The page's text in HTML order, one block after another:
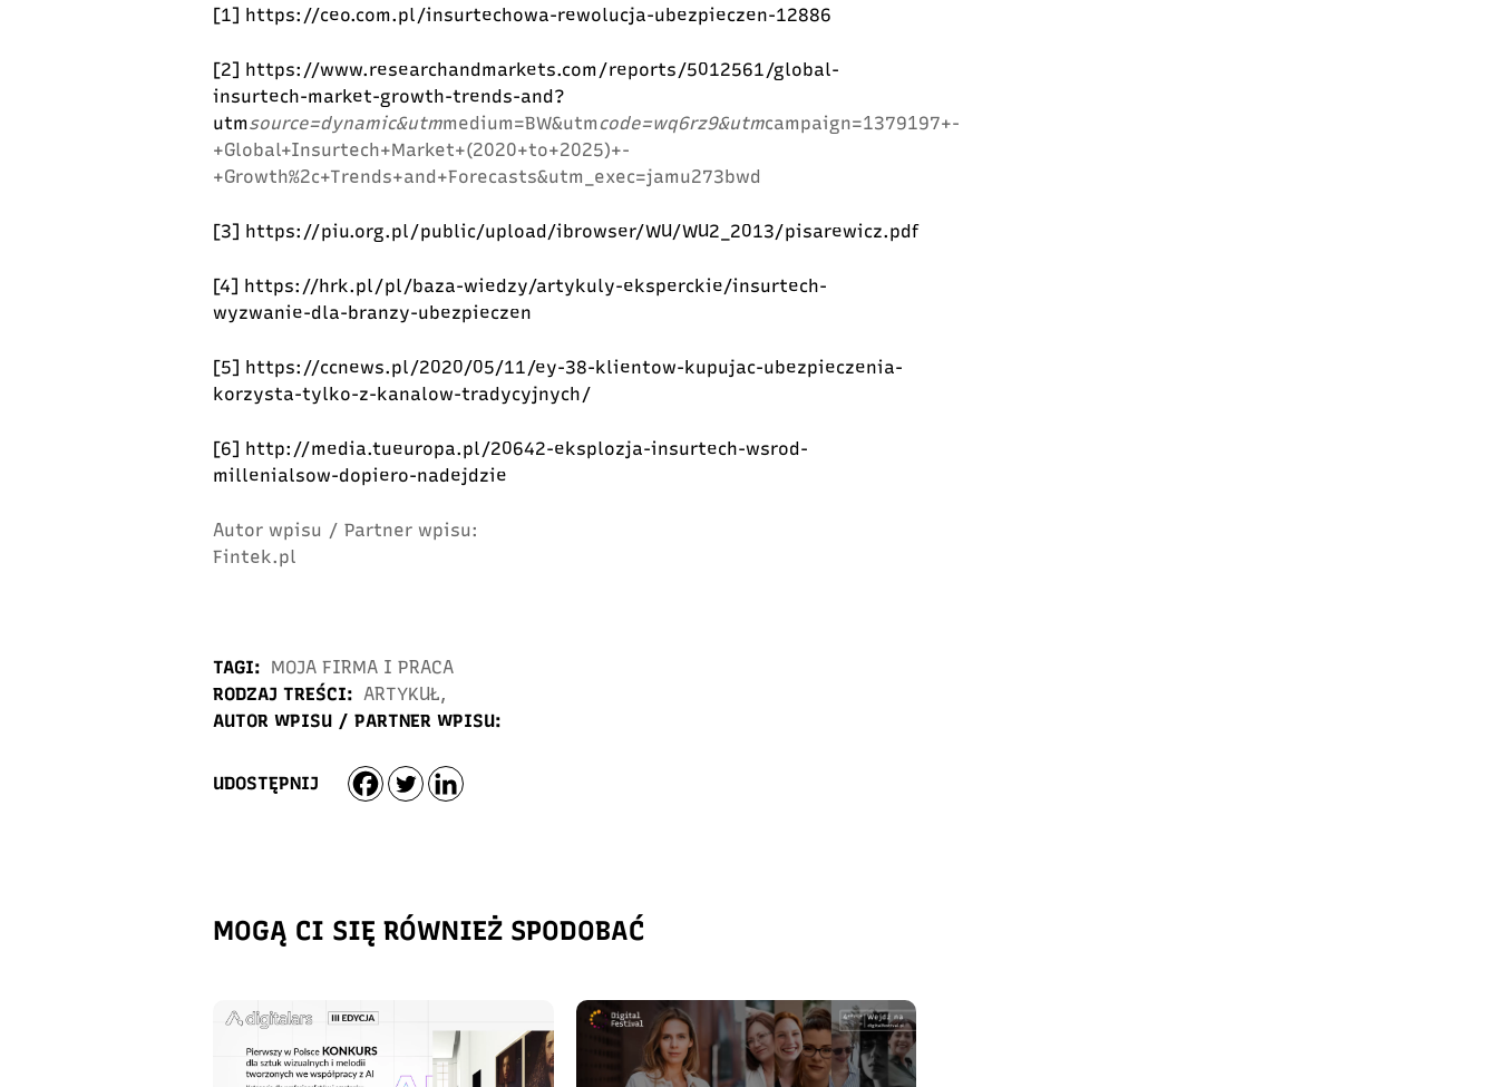
[1] https://ceo.com.pl/insurtechowa-rewolucja-ubezpieczen-12886
[2] https://www.researchandmarkets.com/reports/5012561/global-
insurtech-market-growth-trends-and?
utmsource=dynamic&utmmedium=BW&utmcode=wq6rz9&utmcampaign=1379197+-
+Global+Insurtech+Market+(2020+to+2025)+-
+Growth%2c+Trends+and+Forecasts&utm_exec=jamu273bwd
[3] https://piu.org.pl/public/upload/ibrowser/WU/WU2_2013/pisarewicz.pdf
[4] https://hrk.pl/pl/baza-wiedzy/artykuly-eksperckie/insurtech-
wyzwanie-dla-branzy-ubezpieczen
[5] https://ccnews.pl/2020/05/11/ey-38-klientow-kupujac-ubezpieczenia-
korzysta-tylko-z-kanalow-tradycyjnych/
[6] http://media.tueuropa.pl/20642-eksplozja-insurtech-wsrod-
millenialsow-dopiero-nadejdzie
Autor wpisu / Partner wpisu:
Fintek.pl
TAGI: MOJA FIRMA I PRACA
RODZAJ TREŚCI: ARTYKUŁ,
AUTOR WPISU / PARTNER WPISU:
UDOSTĘPNIJ
MOGĄ CI SIĘ RÓWNIEŻ SPODOBAĆ